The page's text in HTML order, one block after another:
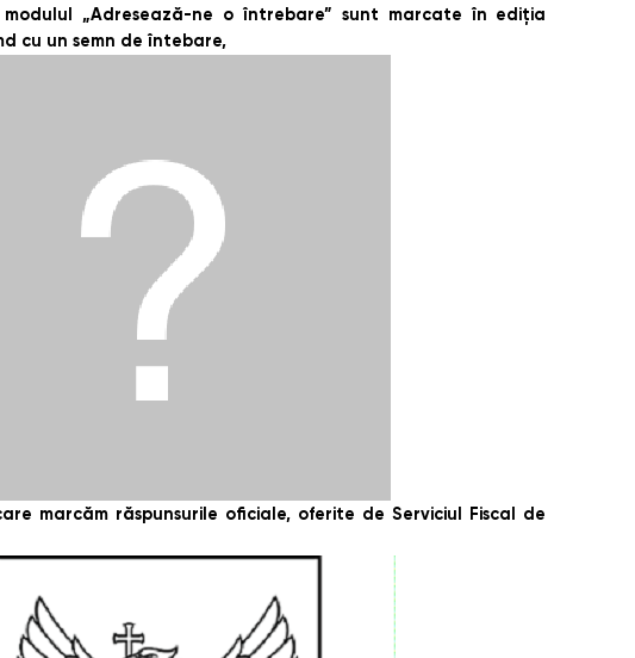
„Adresează-ne o întrebare” sunt marcate în ediția
cu un semn de întebare,
marcăm răspunsurile oficiale, oferite de Serviciul Fiscal de